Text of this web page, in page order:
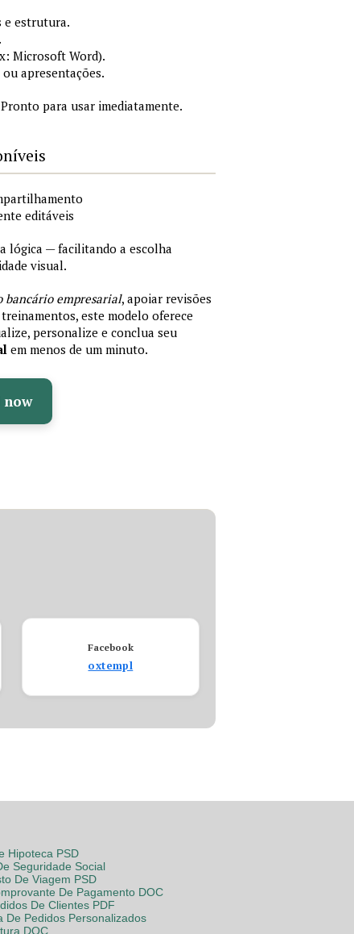
e estrutura.
Microsoft Word).
apresentações.
para usar imediatamente.
editáveis
lógica — facilitando a escolha
visual.
empresarial, apoiar revisões
este modelo oferece
personalize e conclua seu
em menos de um minuto.
now
Facebook
oxtempl
Hipoteca PSD
Seguridade Social
De Viagem PSD
De Pagamento DOC
De Clientes PDF
De Pedidos Personalizados
DOC